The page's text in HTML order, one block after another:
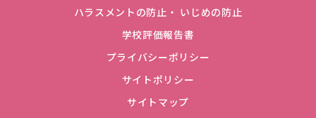
ハラスメントの防止・ いじめの防止
学校評価報告書
プライバシーポリシー
サイトポリシー
サイトマップ